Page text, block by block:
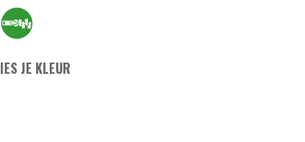
JE KLEUR